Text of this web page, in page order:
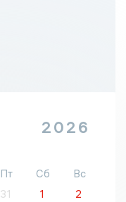
2026
Пт Сб
Вс
31 1
2